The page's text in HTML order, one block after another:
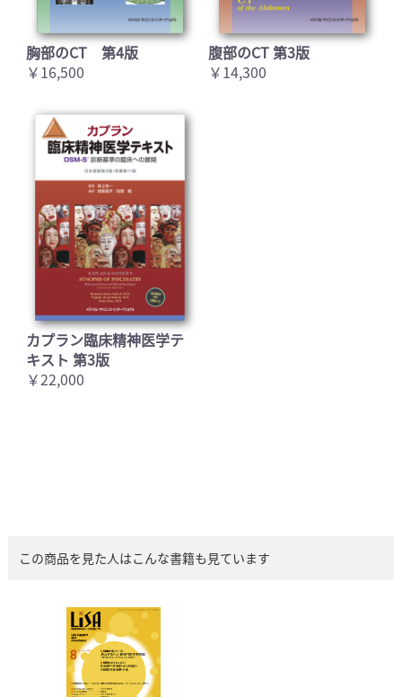
胸部のCT 第4版
￥16,500
腹部のCT 第3版
￥14,300
カプラン臨床精神医学テ
キスト 第3版
￥22,000
この商品を見た人はこんな書籍も見ています